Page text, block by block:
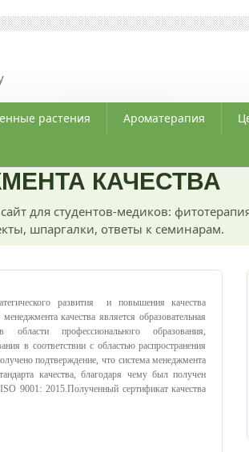
растения Ароматерапия
КАЧЕСТВА
для студентов-медиков:
шпаргалки, ответы к семинарам.
развития и повышения качества
качества является образовательная
профессионального образования,
в соответствии с областью распространения
подтверждение, что система менеджмента
качества, благодаря чему был получен
9001: 2015.Полученный сертификат качества